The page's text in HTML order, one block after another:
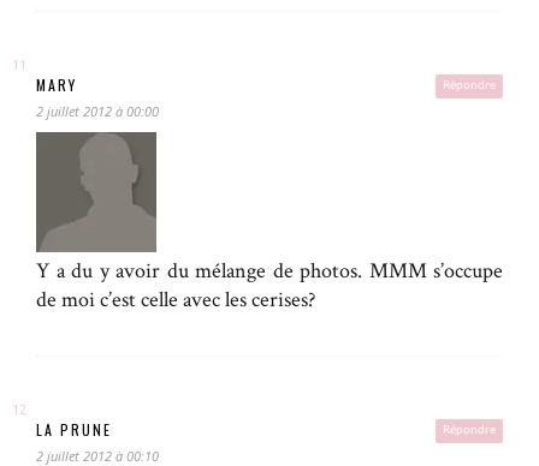
Répondre
MARY
2 juillet 2012 à 00:00
Y a du y avoir du mélange de photos. MMM s’occupe
de moi c’est celle avec les cerises?
Répondre
LA PRUNE
2 juillet 2012 à 00:10